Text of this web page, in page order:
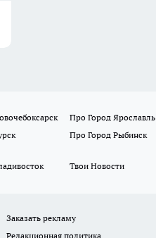
Про Город Ярославль
Про Город Рыбинск
Твои Новости
Заказать рекламу
Редакционная политика